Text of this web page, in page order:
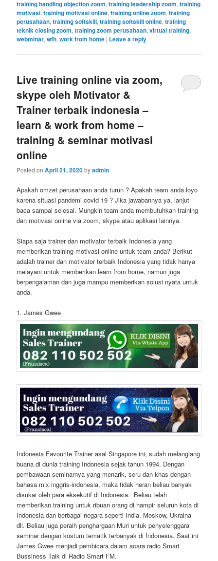
training handling objection zoom,training leadership zoom,training
motivasi,training motivasi online,training online zoom,training
perusahaan,training softskill,training softskill online,training
teknik closing zoom,training zoom perusahaan,virtual training,
webminar,wfh,work from home | Leave a reply
Live training online via zoom,
skype oleh Motivator &
Trainer terbaik indonesia –
learn & work from home –
training & seminar motivasi
online
Posted onApril 21, 2020byadmin
Apakah omzet perusahaan anda turun ? Apakah team anda loyo
karena situasi pandemi covid 19 ? Jika jawabannya ya, lanjut
baca sampai selesai. Mungkin team anda membutuhkan training
dan motivasi online via zoom, skype atau aplikasi lainnya.
Siapa saja trainer dan motivator terbaik Indonesia yang
memberikan training motivasi online untuk team anda? Berikut
adalah trainer dan motivator terbaik Indonesia yang tidak hanya
melayani untuk memberikan learn from home, namun juga
berpengalaman dan juga mampu memberikan solusi nyata untuk
anda.
1. James Gwee
Indonesia Favourite Trainer asal Singapore ini, sudah melanglang
buana di dunia training Indonesia sejak tahun 1994. Dengan
pembawaan seminarnya yang menarik, seru dan khas dengan
bahasa mix inggris-indonesia, maka tidak heran beliau banyak
disukai oleh para eksekutif di Indonesia. Beliau telah
memberikan training untuk ribuan orang di hampir seluruh kota di
Indonesia dan berbagai negara seperti India, Moskow, Ukraina
dll. Beliau juga peraih penghargaan Muri untuk penyelenggara
seminar dengan kostum tematik terbanyak di Indonesia. Saat ini
James Gwee menjadi pembicara dalam acara radio Smart
Bussiness Talk di Radio Smart FM.